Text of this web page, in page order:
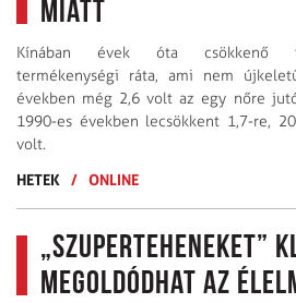
miatt
Kínában évek óta csökkenő
termékenységi ráta, ami nem
években még 2,6 volt az egy nőre
1990-es években lecsökkent 1,7-re,
volt.
HETEK
/ ONLINE
„Szuperteheneket”
megoldódhat az